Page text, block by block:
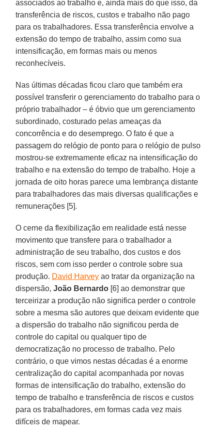
associados ao trabalho e, ainda mais do que isso, da
transferência de riscos, custos e trabalho não pago
para os trabalhadores. Essa transferência envolve a
extensão do tempo de trabalho, assim como sua
intensificação, em formas mais ou menos
reconhecíveis.
Nas últimas décadas ficou claro que também era
possível transferir o gerenciamento do trabalho para o
próprio trabalhador – é óbvio que um gerenciamento
subordinado, costurado pelas ameaças da
concorrência e do desemprego. O fato é que a
passagem do relógio de ponto para o relógio de pulso
mostrou-se extremamente eficaz na intensificação do
trabalho e na extensão do tempo de trabalho. Hoje a
jornada de oito horas parece uma lembrança distante
para trabalhadores das mais diversas qualificações e
remunerações [5].
O cerne da flexibilização em realidade está nesse
movimento que transfere para o trabalhador a
administração de seu trabalho, dos custos e dos
riscos, sem com isso perder o controle sobre sua
produção. David Harvey ao tratar da organização na
dispersão,João Bernardo [6] ao demonstrar que
terceirizar a produção não significa perder o controle
sobre a mesma são autores que deixam evidente que
a dispersão do trabalho não significou perda de
controle do capital ou qualquer tipo de
democratização no processo de trabalho. Pelo
contrário, o que vimos nestas décadas é a enorme
centralização do capital acompanhada por novas
formas de intensificação do trabalho, extensão do
tempo de trabalho e transferência de riscos e custos
para os trabalhadores, em formas cada vez mais
difíceis de mapear.